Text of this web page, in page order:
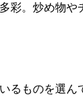
彩。炒め物や
るものを選ん